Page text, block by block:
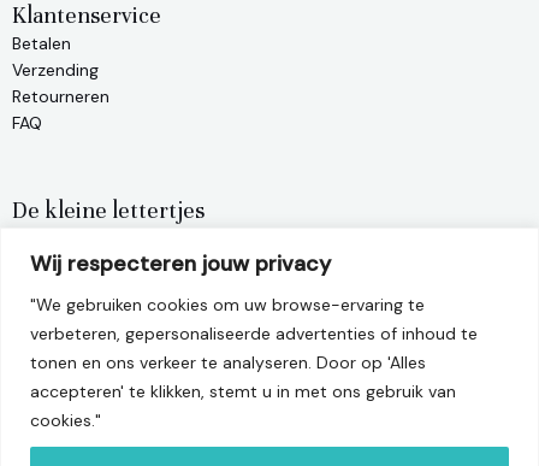
Wij respecteren jouw privacy
"We gebruiken cookies om uw browse-ervaring te
verbeteren, gepersonaliseerde advertenties of inhoud te
tonen en ons verkeer te analyseren. Door op 'Alles
accepteren' te klikken, stemt u in met ons gebruik van
cookies."
Klantenservice
Betalen
Verzending
Retourneren
FAQ
De kleine lettertjes
Algemene voorwaarden
Leuvensesteenweg 22, 3390 Tielt-Winge